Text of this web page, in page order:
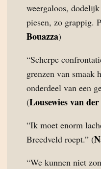
weergaloos,
piesen, zo grappig.
Bouazza)
“Scherpe
grenzen van smaak
onderdeel van een
(Lousewies van
“Ik moet enorm
Breedveld roept.” (
“We kunnen niet